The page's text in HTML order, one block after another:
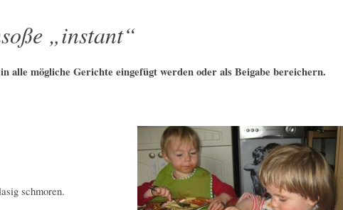
„instant“
alle mögliche Gerichte eingefügt werden oder als Beigabe bereichern.
schmoren.